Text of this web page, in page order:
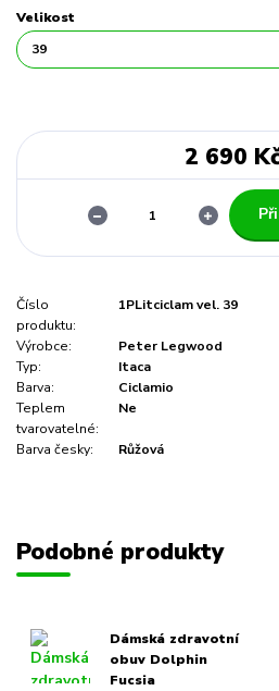
Velikost
2 690
Číslo
produktu:
1PLitciclam vel. 39
Výrobce:
Peter Legwood
Typ:
Itaca
Barva:
Ciclamio
Teplem
tvarovatelné:
Ne
Barva česky: Růžová
Podobné produkty
Dámská zdravotní
obuv Dolphin
Fucsia